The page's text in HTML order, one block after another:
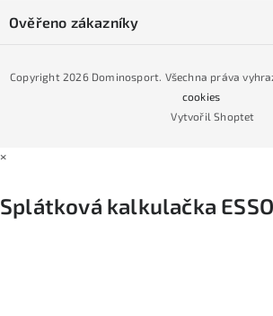
Podmínky GDPR
Podmínky nákupu na splátky ESSOX
Naše prodejna
Ověřeno zákazníky
Vytvořil Shoptet
Copyright 2026 Dominosport. Všechna práva
cookies
×
Splátková kalkulačka